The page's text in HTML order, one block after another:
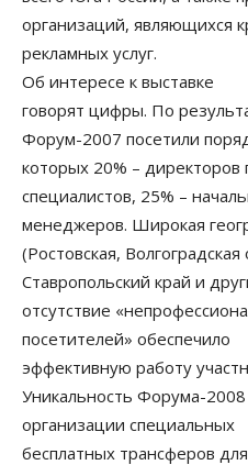
организаций, являющихся
рекламных услуг.
Об интересе к выставке
говорят цифры. По
Форум-2007 посетили
которых 20% – директоров
специалистов, 25% –
менеджеров. Широкая
(Ростовская,
Ставропольский край и
отсутствие
посетителей» обеспечило
эффективную работу
Уникальность Форума-2008
организации специальных
бесплатных трансферов